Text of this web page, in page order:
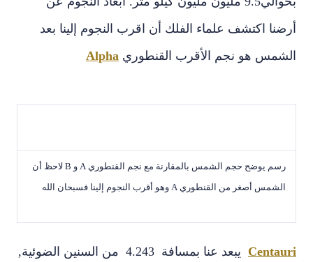
أرضنا اكتشف علماء الفلك أن اقرب النجوم إلينا بعد
الشمس هو نجم الأقرب القنطوري Alpha
رسم يوضح حجم الشمس بالمقارنة مع نجم القنطوريA و B لاحظ أن
الشمس أصغر من القنطوريA وهو أقرب النجوم إلينا فسبحان الله
Centauri
‏ يبعد عنا بمسافة ‏ 4.243 ‏ من السنين الضوئية‏,‏